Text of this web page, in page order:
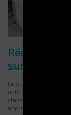
Réduction
surface
Le stockage vertical
optimiser
classiques, il
approche réduit les